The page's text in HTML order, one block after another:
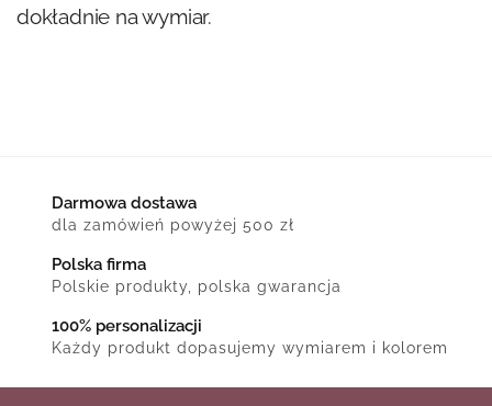
dokładnie na wymiar.
Darmowa dostawa
dla zamówień powyżej 500 zł
Polska firma
Polskie produkty, polska gwarancja
100% personalizacji
Każdy produkt dopasujemy wymiarem i kolorem